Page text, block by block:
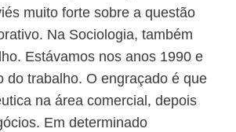
muito forte sobre a questão
Na Sociologia, também
Estávamos nos anos 1990 e
do trabalho. O engraçado é que
na área comercial, depois
Em determinado